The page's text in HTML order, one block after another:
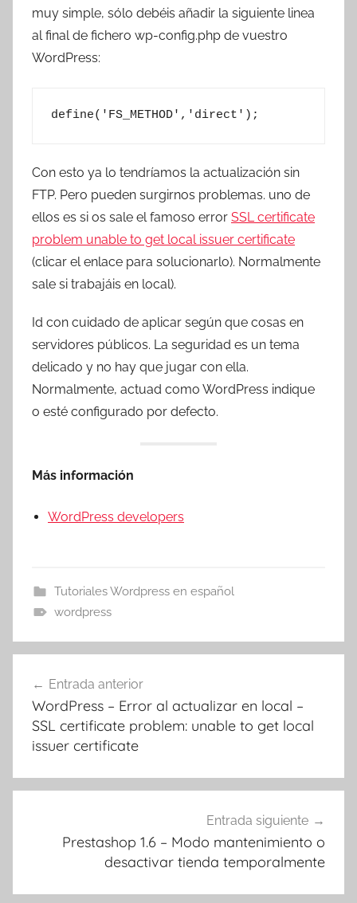
muy simple, sólo debéis añadir la siguiente linea
al final de fichero wp-config.php de vuestro
WordPress:
define('FS_METHOD','direct');
Con esto ya lo tendríamos la actualización sin
FTP. Pero pueden surgirnos problemas. uno de
ellos es si os sale el famoso error SSL certificate
problem unable to get local issuer certificate
(clicar el enlace para solucionarlo). Normalmente
sale si trabajáis en local).
Id con cuidado de aplicar según que cosas en
servidores públicos. La seguridad es un tema
delicado y no hay que jugar con ella.
Normalmente, actuad como WordPress indique
o esté configurado por defecto.
Más información
WordPress developers
Tutoriales Wordpress en español
wordpress
de
entradas
Entrada anterior
WordPress – Error al actualizar en local –
SSL certificate problem: unable to get local
issuer certificate
Entrada siguiente
Prestashop 1.6 – Modo mantenimiento o
desactivar tienda temporalmente